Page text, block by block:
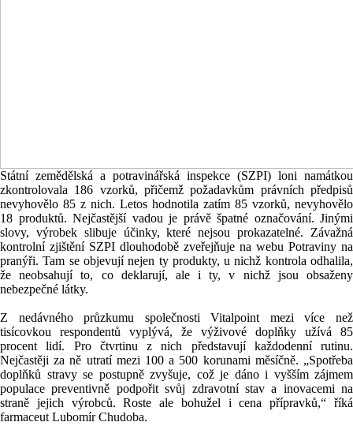
Státní zemědělská a potravinářská inspekce (SZPI) loni namátkou
zkontrolovala 186 vzorků, přičemž požadavkům právních předpisů
nevyhovělo 85 z nich. Letos hodnotila zatím 85 vzorků, nevyhovělo
18 produktů. Nejčastější vadou je právě špatné označování. Jinými
slovy, výrobek slibuje účinky, které nejsou prokazatelné. Závažná
kontrolní zjištění SZPI dlouhodobě zveřejňuje na webu Potraviny na
pranýři. Tam se objevují nejen ty produkty, u nichž kontrola odhalila,
že neobsahují to, co deklarují, ale i ty, v nichž jsou obsaženy
nebezpečné látky.
Z nedávného průzkumu společnostiVitalpoint mezi více než
tisícovkou respondentů vyplývá, že výživové doplňky užívá 85
procent lidí. Pro čtvrtinu z nich představují každodenní rutinu.
Nejčastěji za ně utratí mezi 100 a 500 korunami měsíčně. „Spotřeba
doplňků stravy se postupně zvyšuje, což je dáno i vyšším zájmem
populace preventivně podpořit svůj zdravotní stav a inovacemi na
straně jejich výrobců. Roste ale bohužel i cena přípravků,“ říká
farmaceut Lubomír Chudoba.